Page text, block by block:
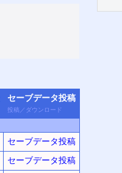
セーブデータ投稿
投稿 ／ ダウン ロード
セーブデータ投稿
セーブデータ投稿